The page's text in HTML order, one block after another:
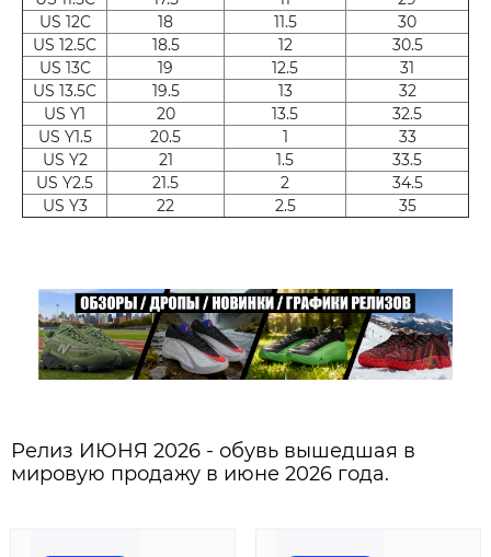
US 12C
18 11.5
30
US 12.5C
18.5 12
30.5
US 13C
19 12.5
31
US 13.5C
19.5 13
32
US Y1
20 13.5
32.5
US Y1.5
20.5 1
33
US Y2
21 1.5
33.5
US Y2.5
21.5 2
34.5
US Y3
22 2.5 35
Релиз ИЮНЯ 2026 - обувь вышедшая в
мировую продажу в июне 2026 года.